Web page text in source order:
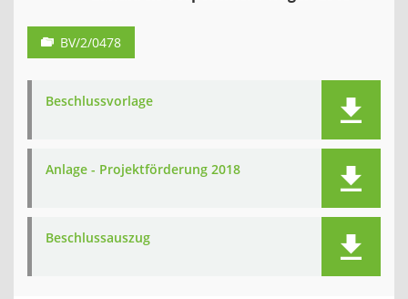
BV/2/0478
Beschlussvorlage
Anlage - Projektförderung 2018
Beschlussauszug